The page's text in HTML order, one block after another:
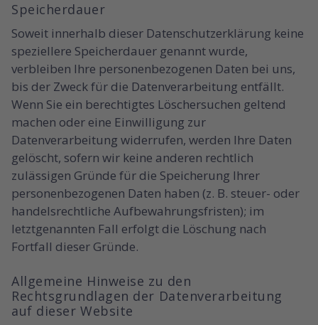
Speicherdauer
Soweit innerhalb dieser Datenschutzerklärung keine
speziellere Speicherdauer genannt wurde,
verbleiben Ihre personenbezogenen Daten bei uns,
bis der Zweck für die Datenverarbeitung entfällt.
Wenn Sie ein berechtigtes Löschersuchen geltend
machen oder eine Einwilligung zur
Datenverarbeitung widerrufen, werden Ihre Daten
gelöscht, sofern wir keine anderen rechtlich
zulässigen Gründe für die Speicherung Ihrer
personenbezogenen Daten haben (z. B. steuer- oder
handelsrechtliche Aufbewahrungsfristen); im
letztgenannten Fall erfolgt die Löschung nach
Fortfall dieser Gründe.
Allgemeine Hinweise zu den
Rechtsgrundlagen der Datenverarbeitung
auf dieser Website